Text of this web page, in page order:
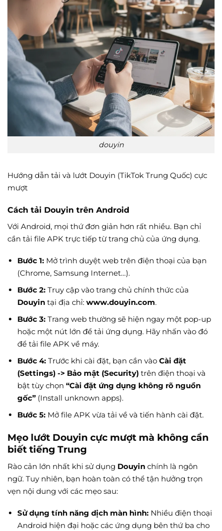
douyin
Hướng dẫn tải và lướt Douyin (TikTok Trung Quốc) cực
mượt
Cách tải Douyin trên Android
Với Android, mọi thứ đơn giản hơn rất nhiều. Bạn chỉ
cần tải file APK trực tiếp từ trang chủ của ứng dụng.
Bước 1:Mở trình duyệt web trên điện thoại của bạn
(Chrome, Samsung Internet…).
Bước 2:Truy cập vào trang chủ chính thức của
Douyintại địa chỉ: www.douyin.com.
Bước 3:Trang web thường sẽ hiện ngay một pop-up
hoặc một nút lớn để tải ứng dụng. Hãy nhấn vào đó
để tải file APK về máy.
Bước 4:Trước khi cài đặt, bạn cần vào Cài đặt
(Settings) -> Bảo mật (Security)trên điện thoại và
bật tùy chọn “Cài đặt ứng dụng không rõ nguồn
gốc”(Install unknown apps).
Bước 5:Mở file APK vừa tải về và tiến hành cài đặt.
Mẹo lướt Douyin cực mượt mà không cần
biết tiếng Trung
Rào cản lớn nhất khi sử dụng Douyin chính là ngôn
ngữ. Tuy nhiên, bạn hoàn toàn có thể tận hưởng trọn
vẹn nội dung với các mẹo sau:
Sử dụng tính năng dịch màn hình:Nhiều điện thoại
Android hiện đại hoặc các ứng dụng bên thứ ba cho